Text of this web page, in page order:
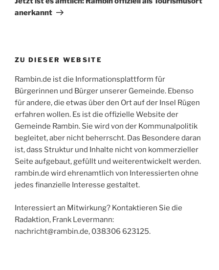
anerkannt
ZU DIESER WEBSITE
Rambin.de ist die Informationsplattform für
Bürgerinnen und Bürger unserer Gemeinde. Ebenso
für andere, die etwas über den Ort auf der Insel Rügen
erfahren wollen. Es ist die offizielle Website der
Gemeinde Rambin. Sie wird von der Kommunalpolitik
begleitet, aber nicht beherrscht. Das Besondere daran
ist, dass Struktur und Inhalte nicht von kommerzieller
Seite aufgebaut, gefüllt und weiterentwickelt werden.
rambin.de wird ehrenamtlich von Interessierten ohne
jedes finanzielle Interesse gestaltet.
Interessiert an Mitwirkung? Kontaktieren Sie die
Radaktion, Frank Levermann:
nachricht@rambin.de, 038306 623125.